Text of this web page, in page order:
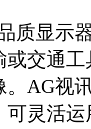
质显示
或交通
。AG视
可灵活